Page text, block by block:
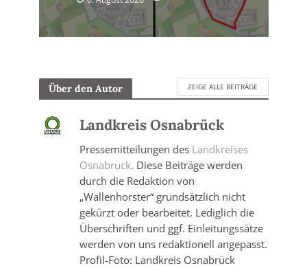
Über den Autor ZEIGE ALLE BEITRÄGE
Landkreis Osnabrück
Pressemitteilungen des Landkreises
Osnabrück. Diese Beiträge werden
durch die Redaktion von
„Wallenhorster“ grundsätzlich nicht
gekürzt oder bearbeitet. Lediglich die
Überschriften und ggf. Einleitungssätze
werden von uns redaktionell angepasst.
Profil-Foto: Landkreis Osnabrück